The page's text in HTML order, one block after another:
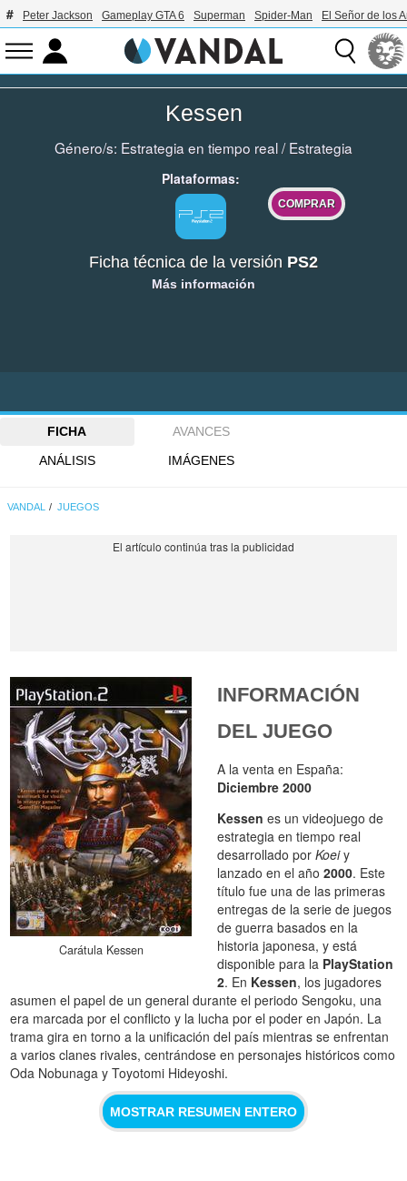
Peter Jackson Gameplay GTA 6 Superman Spider-Man El Señor de los
Kessen
Género/s: Estrategia en tiempo real/Estrategia
Plataformas:
COMPRAR
Ficha técnica de la versión PS2
Más información
FICHA
AVANCES
ANÁLISIS
IMÁGENES
VANDAL JUEGOS
Carátula Kessen
INFORMACIÓN
DEL JUEGO
A la venta en España:
Diciembre 2000
Kessen es un videojuego de
estrategia en tiempo real
desarrollado porKoeiy
lanzado en el año2000. Este
título fue una de las primeras
entregas de la serie de juegos
de guerra basados en la
historia japonesa, y está
disponible para la PlayStation
2. En Kessen, los jugadores
asumen el papel de un general durante el periodo Sengoku, una
era marcada por el conflicto y la lucha por el poder en Japón. La
trama gira en torno a la unificación del país mientras se enfrentan
a varios clanes rivales, centrándose en personajes históricos como
Oda Nobunaga y Toyotomi Hideyoshi.
MOSTRAR RESUMEN ENTERO